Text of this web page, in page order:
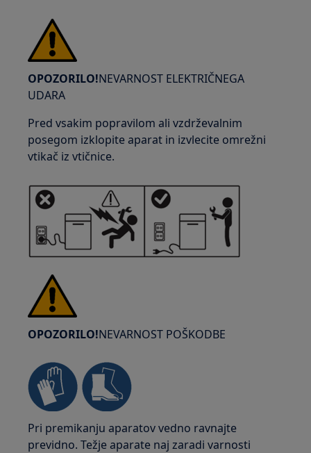
OPOZORILO!NEVARNOST ELEKTRIČNEGA
UDARA
Pred vsakim popravilom ali vzdrževalnim
posegom izklopite aparat in izvlecite omrežni
vtikač iz vtičnice.
OPOZORILO!NEVARNOST POŠKODBE
Pri premikanju aparatov vedno ravnajte
previdno. Težje aparate naj zaradi varnosti